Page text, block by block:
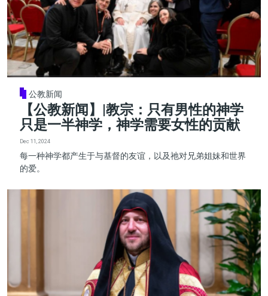
公教新闻
【公教新闻】|教宗：只有男性的神学
只是一半神学，神学需要女性的贡献
Dec 11, 2024
每一种神学都产生于与基督的友谊，以及祂对兄弟姐妹和世界
的爱。